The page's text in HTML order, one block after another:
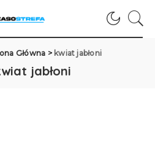
Główna > kwiat jabłoni
jabłoni